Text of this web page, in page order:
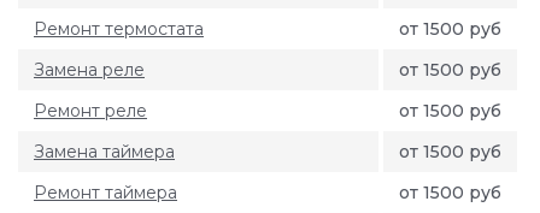
Ремонт термостата
от 1500 руб
Замена реле
от 1500 руб
Ремонт реле
от 1500 руб
Замена таймера
от 1500 руб
Ремонт таймера
от 1500 руб